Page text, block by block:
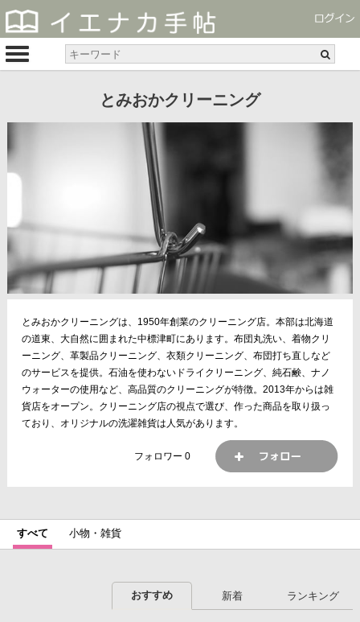
とみおかクリーニング
とみおかクリーニングは、1950年創業のクリーニング店。本部は北海道
の道東、大自然に囲まれた中標津町にあります。布団丸洗い、着物クリ
ーニング、革製品クリーニング、衣類クリーニング、布団打ち直しなど
のサービスを提供。石油を使わないドライクリーニング、純石鹸、ナノ
ウォーターの使用など、高品質のクリーニングが特徴。2013年からは雑
貨店をオープン。クリーニング店の視点で選び、作った商品を取り扱っ
ており、オリジナルの洗濯雑貨は人気があります。
フォロワー0
すべて 小物・雑貨
おすすめ 新着 ランキング